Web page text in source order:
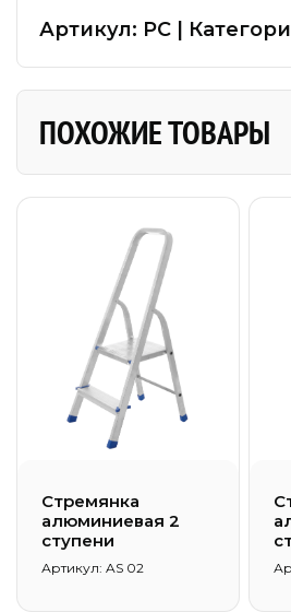
Артикул: РС
ПОХОЖИЕ ТОВАРЫ
Стремянка
алюминиевая 2
ступени
Артикул: AS 02